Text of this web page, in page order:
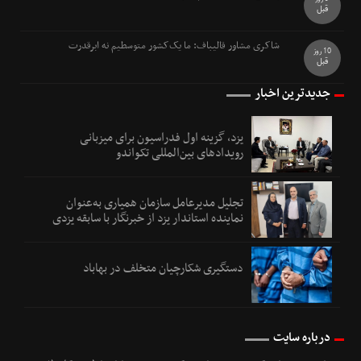
قبل
شاکری مشاور قالیباف: ما یک‌کشور متوسطیم نه ابرقدرت
10 روز
قبل
جدیدترین اخبار
یزد، گزینه اول فدراسیون برای میزبانی
رویدادهای بین‌المللی تکواندو
تجلیل مدیرعامل سازمان همیاری به‌عنوان
نماینده استاندار یزد از خبرنگار با سابقه یزدی
دستگیری شکارچیان متخلف در بهاباد
درباره سایت